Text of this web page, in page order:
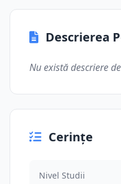
Descrierea
Nu există descriere
Cerințe
Nivel Studii